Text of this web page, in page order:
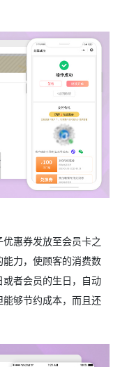
惠券发放至会员卡之
力，使顾客的消费数
者会员的生日，自动
够节约成本，而且还